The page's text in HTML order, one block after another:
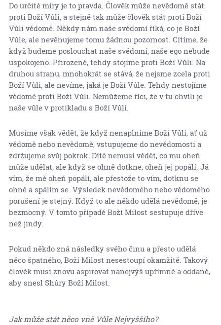
Do určité míry je to pravda. Člověk může nevědomě stát
proti Boží Vůli, a stejně tak může člověk stát proti Boží
Vůli vědomě. Někdy nám naše svědomí říká, co je Boží
Vůle, ale nevěnujeme tomu žádnou pozornost. Cítíme, že
když budeme poslouchat naše svědomí, naše ego nebude
uspokojeno. Přirozeně, tehdy stojíme proti Boží Vůli. Na
druhou stranu, mnohokrát se stává, že nejsme zcela proti
Boží Vůli, ale nevíme, jaká je Boží Vůle. Tehdy nestojíme
vědomě proti Boží Vůli. Nemůžeme říci, že v tu chvíli je
naše vůle v protikladu s Boží Vůlí.
Musíme však vědět, že když nenaplníme Boží Vůli, ať už
vědomě nebo nevědomě, vstupujeme do nevědomosti a
zdržujeme svůj pokrok. Dítě nemusí vědět, co mu oheň
může udělat, ale když se ohně dotkne, oheň jej popálí. Já
vím, že mě oheň popálí, ale přestože to vím, dotknu se
ohně a spálím se. Výsledek nevědomého nebo vědomého
porušení je stejný. Když to ale někdo udělá nevědomě, je
bezmocný. V tomto případě Boží Milost sestupuje dříve
než jindy.
Pokud někdo zná následky svého činu a přesto udělá
něco špatného, Boží Milost nesestoupí okamžitě. Takový
člověk musí znovu aspirovat nanejvýš upřímně a oddaně,
aby snesl Shůry Boží Milost.
Jak může stát něco vně Vůle Nejvyššího?